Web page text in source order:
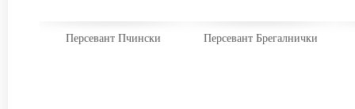
Персевант Пчински Персевант Брегалнички